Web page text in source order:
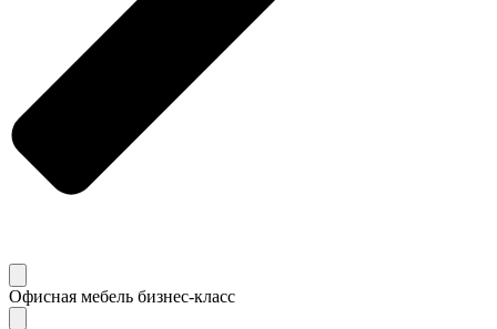
Офисная мебель бизнес-класс